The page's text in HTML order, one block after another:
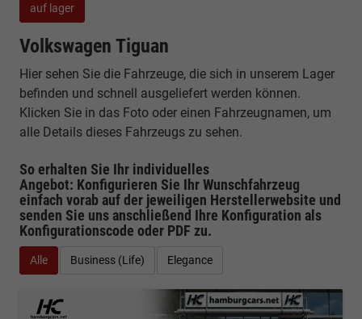
auf lager
Volkswagen Tiguan
Hier sehen Sie die Fahrzeuge, die sich in unserem Lager
befinden und schnell ausgeliefert werden können.
Klicken Sie in das Foto oder einen Fahrzeugnamen, um
alle Details dieses Fahrzeugs zu sehen.
So erhalten Sie Ihr individuelles
Angebot: Konfigurieren Sie Ihr Wunschfahrzeug
einfach vorab auf der jeweiligen Herstellerwebsite und
senden Sie uns anschließend Ihre Konfiguration als
Konfigurationscode oder PDF zu.
Alle Business (Life) Elegance